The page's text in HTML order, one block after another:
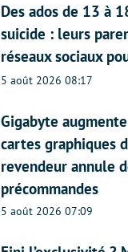
Des ados de 13 à
suicide : leurs
réseaux sociaux
5 août 2026 08:17
Gigabyte
cartes graphiques
revendeur annule
précommandes
5 août 2026 07:09